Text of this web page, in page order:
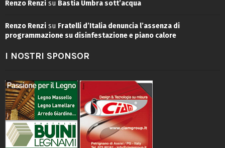
Renzo Renzi su Bastia Umbra sott’acqua
Renzo Renzi su Fratelli d’Italia denuncia l’assenza di
programmazione su disinfestazione e piano calore
I NOSTRI SPONSOR